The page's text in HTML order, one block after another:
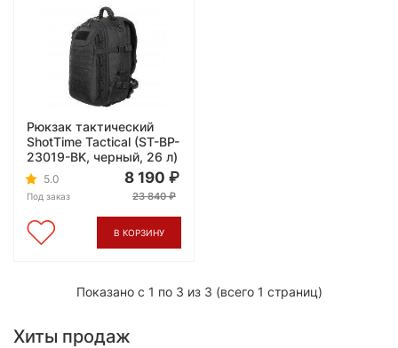
Рюкзак тактический
ShotTime Tactical (ST-BP-
23019-BK, черный, 26 л)
5.0
Под заказ
8 190
23 840
В КОРЗИНУ
Показано с 1 по 3 из 3 (всего 1 страниц)
Хиты продаж